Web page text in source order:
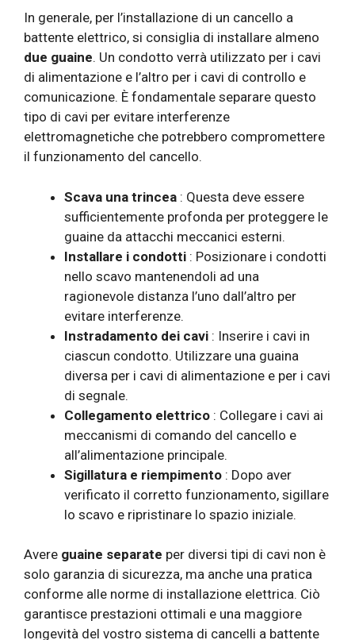
In generale, per l’installazione di un cancello a
battente elettrico, si consiglia di installare almeno
due guaine. Un condotto verrà utilizzato per i cavi
di alimentazione e l’altro per i cavi di controllo e
comunicazione. È fondamentale separare questo
tipo di cavi per evitare interferenze
elettromagnetiche che potrebbero compromettere
il funzionamento del cancello.
Scava una trincea : Questa deve essere
sufficientemente profonda per proteggere le
guaine da attacchi meccanici esterni.
Installare i condotti : Posizionare i condotti
nello scavo mantenendoli ad una
ragionevole distanza l’uno dall’altro per
evitare interferenze.
Instradamento dei cavi : Inserire i cavi in ​​
ciascun condotto. Utilizzare una guaina
diversa per i cavi di alimentazione e per i cavi
di segnale.
Collegamento elettrico : Collegare i cavi ai
meccanismi di comando del cancello e
all’alimentazione principale.
Sigillatura e riempimento : Dopo aver
verificato il corretto funzionamento, sigillare
lo scavo e ripristinare lo spazio iniziale.
Avere guaine separate per diversi tipi di cavi non è
solo garanzia di sicurezza, ma anche una pratica
conforme alle norme di installazione elettrica. Ciò
garantisce prestazioni ottimali e una maggiore
longevità del vostro sistema di cancelli a battente